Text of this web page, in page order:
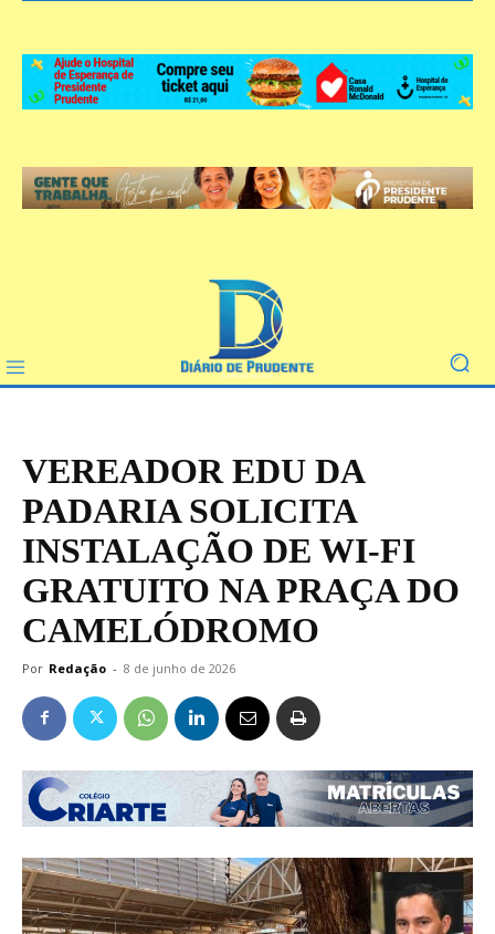
VEREADOR EDU DA
PADARIA SOLICITA
INSTALAÇÃO DE WI-FI
GRATUITO NA PRAÇA DO
CAMELÓDROMO
Por Redação - 8 de junho de 2026